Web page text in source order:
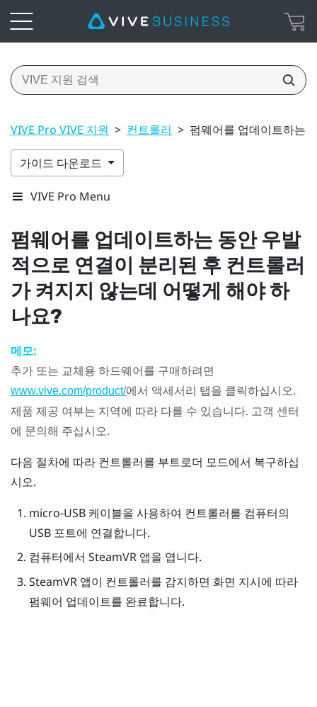
VIVE Pro VIVE 지원 > 컨트롤러 > 펌웨어를 업데이트하는
가이드 다운로드
VIVE Pro Menu
펌웨어를 업데이트하는 동안 우발
적으로 연결이 분리된 후 컨트롤러
가 켜지지 않는데 어떻게 해야 하
나요?
메모:
추가 또는 교체용 하드웨어를 구매하려면
www.vive.com/product/에서 액세서리 탭을 클릭하십시오.
제품 제공 여부는 지역에 따라 다를 수 있습니다. 고객 센터
에 문의해 주십시오.
다음 절차에 따라 컨트롤러를 부트로더 모드에서 복구하십
시오.
micro-USB 케이블을 사용하여 컨트롤러를 컴퓨터의
USB 포트에 연결합니다.
컴퓨터에서 SteamVR앱을 엽니다.
SteamVR앱이 컨트롤러를 감지하면 화면 지시에 따라
펌웨어 업데이트를 완료합니다.